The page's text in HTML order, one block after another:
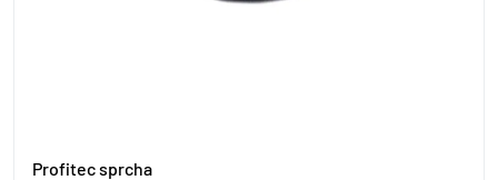
Profitec sprcha